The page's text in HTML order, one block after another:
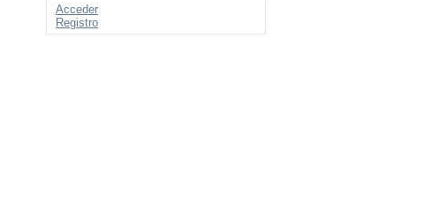
Acceder
Registro